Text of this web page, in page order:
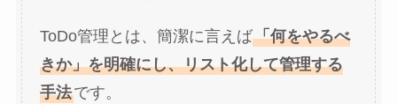
ToDo管理とは、簡潔に言えば「何をやるべ
きか」を明確にし、リスト化して管理する
手法です。